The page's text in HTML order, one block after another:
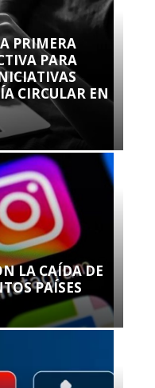
PRIMERA
PARA
CIRCULAR EN
LA CAÍDA DE
PAÍSES